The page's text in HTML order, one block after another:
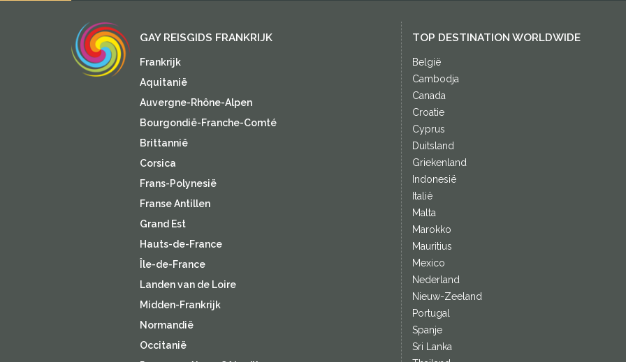
GAY REISGIDS FRANKRIJK
Frankrijk
Aquitanië
Auvergne-Rhône-Alpen
Bourgondië-Franche-Comté
Brittannië
Corsica
Frans-Polynesië
Franse Antillen
Grand Est
Hauts-de-France
Île-de-France
Landen van de Loire
Midden-Frankrijk
Normandië
Occitanië
TOP DESTINATION WORLDWIDE
België
Cambodja
Canada
Croatie
Cyprus
Duitsland
Griekenland
Indonesië
Italië
Malta
Marokko
Mauritius
Mexico
Nederland
Nieuw-Zeeland
Portugal
Spanje
Sri Lanka